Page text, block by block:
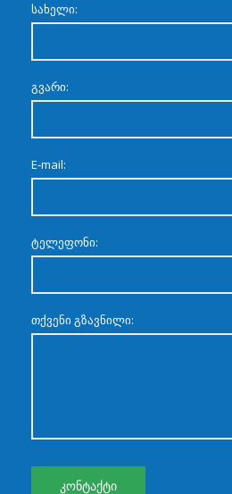
სახელი:
გვარი:
E-mail:
ტელეფონი:
თქვენი გზავნილი: